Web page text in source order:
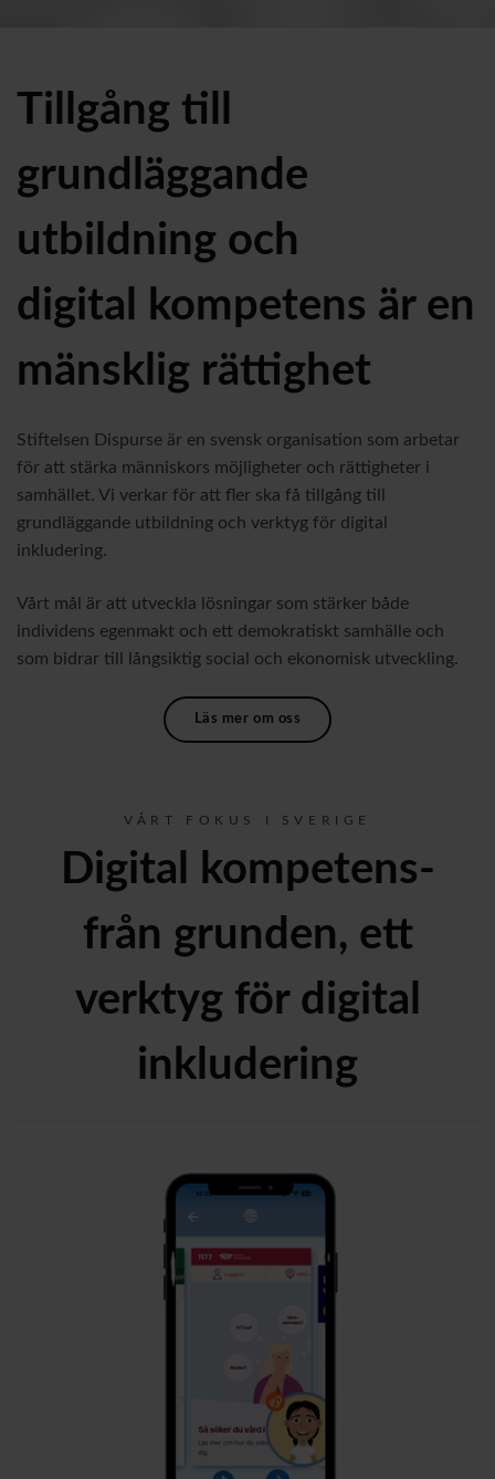
Tillgång till
grundläggande
utbildning och
digital kompetens är en
mänsklig rättighet
Stiftelsen Dispurse är en svensk organisation som arbetar
för att stärka människors möjligheter och rättigheter i
samhället. Vi verkar för att fler ska få tillgång till
grundläggande utbildning och verktyg för digital
inkludering.
Vårt mål är att utveckla lösningar som stärker både
individens egenmakt och ett demokratiskt samhälle och
som bidrar till långsiktig social och ekonomisk utveckling.
Läs mer om oss
VÅRT FOKUS I SVERIGE
Digital kompetens-
från grunden, ett
verktyg för digital
inkludering